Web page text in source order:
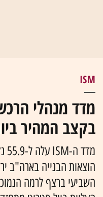
ISM
מדד מנהלי
בקצב המהיר ביותר